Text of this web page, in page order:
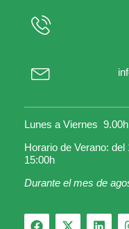
Lunes a Viernes
Horario de Verano:
15:00h
Durante el mes de